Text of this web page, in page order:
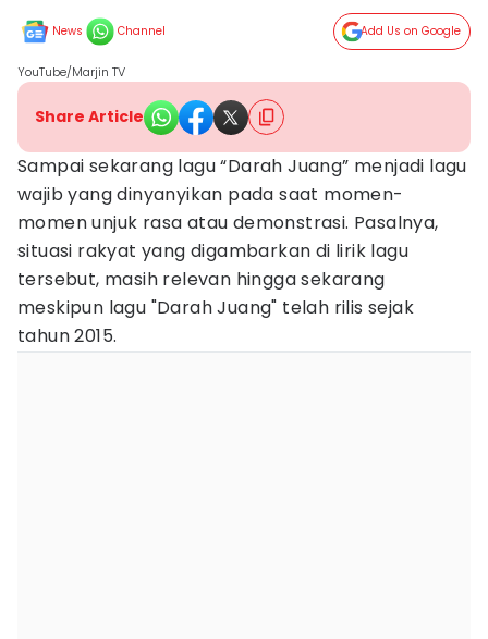
News Channel Add Us on Google
YouTube/Marjin TV
Share Article
Sampai sekarang lagu “Darah Juang” menjadi lagu
wajib yang dinyanyikan pada saat momen-
momen unjuk rasa atau demonstrasi. Pasalnya,
situasi rakyat yang digambarkan di lirik lagu
tersebut, masih relevan hingga sekarang
meskipun lagu "Darah Juang" telah rilis sejak
tahun 2015.